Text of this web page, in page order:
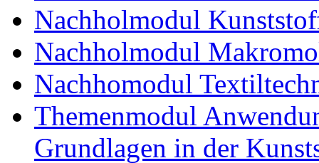
Nachholmodul
Nachholmodul
Nachhomodul
Themenmodul
Grundlagen in der